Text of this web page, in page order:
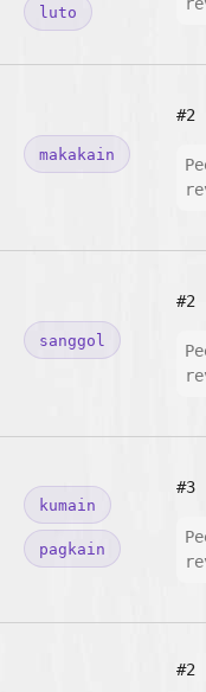
luto
makakain
#2
sanggol
#2
kumain
pagkain
#3
#2